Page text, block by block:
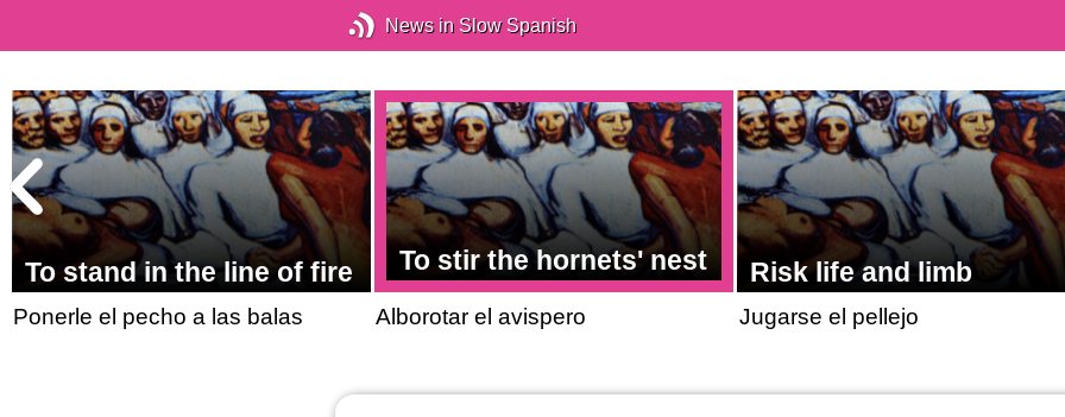
News in Slow Spanish
To stand in the line of fire
Ponerle el pecho a las balas
To stir the hornets' nest
Alborotar el avispero
Risk life and limb
Jugarse el pellejo